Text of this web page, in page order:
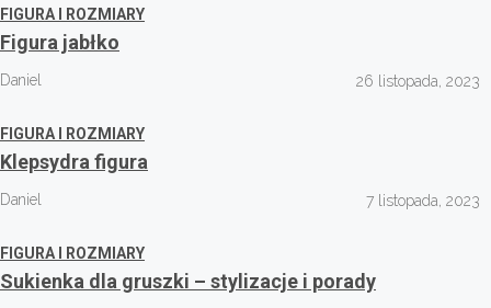
FIGURA I ROZMIARY
Figura jabłko
Daniel 26 listopada, 2023
FIGURA I ROZMIARY
Klepsydra figura
Daniel 7 listopada, 2023
FIGURA I ROZMIARY
Sukienka dla gruszki – stylizacje i porady